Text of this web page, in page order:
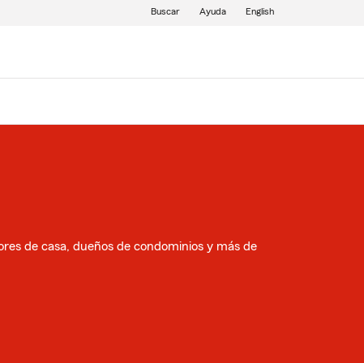
Buscar Ayuda English
de casa, dueños de condominios y más de